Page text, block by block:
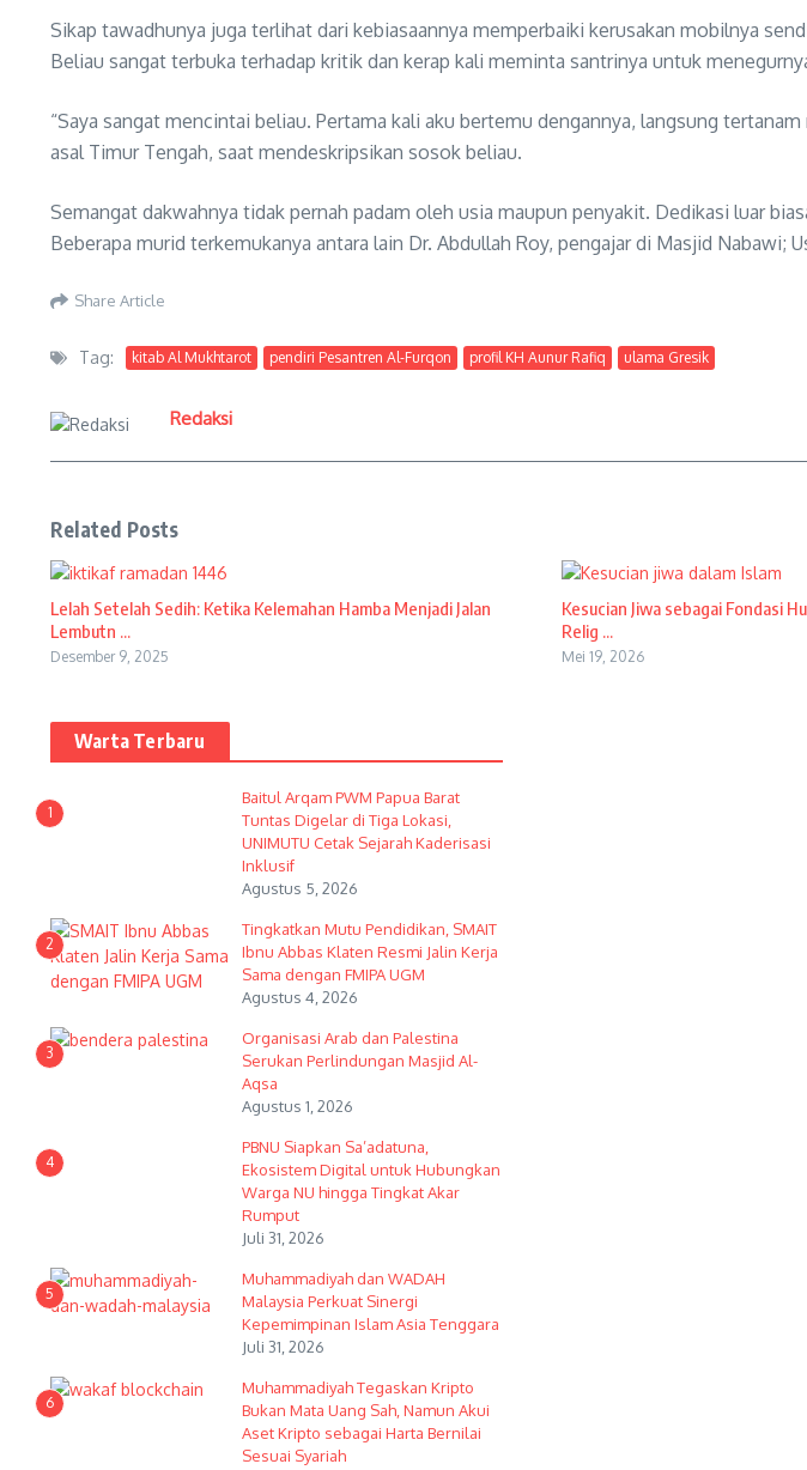
Sikap tawadhunya juga terlihat dari kebiasaannya memperbaiki kerusakan mobilnya
Beliau sangat terbuka terhadap kritik dan kerap kali meminta santrinya untuk
“Saya sangat mencintai beliau. Pertama kali aku bertemu dengannya, langsung
asal Timur Tengah, saat mendeskripsikan sosok beliau.
Semangat dakwahnya tidak pernah padam oleh usia maupun penyakit. Dedikasi luar
Beberapa murid terkemukanya antara lain Dr. Abdullah Roy, pengajar di Masjid
Share Article
Tag: kitab Al Mukhtarot pendiri Pesantren Al-Furqon profil KH Aunur Rafiq ulama Gresik
Redaksi
Related Posts
Lelah Setelah Sedih: Ketika Kelemahan Hamba Menjadi Jalan
Lembutn ...
Desember 9, 2025
Kesucian Jiwa sebagai Fondasi
Relig ...
Mei 19, 2026
Warta Terbaru
1
Baitul Arqam PWM Papua Barat
Tuntas Digelar di Tiga Lokasi,
UNIMUTU Cetak Sejarah Kaderisasi
Inklusif
Agustus 5, 2026
2
Tingkatkan Mutu Pendidikan, SMAIT
Ibnu Abbas Klaten Resmi Jalin Kerja
Sama dengan FMIPA UGM
Agustus 4, 2026
3
Organisasi Arab dan Palestina
Serukan Perlindungan Masjid Al-
Aqsa
Agustus 1, 2026
4
PBNU Siapkan Sa’adatuna,
Ekosistem Digital untuk Hubungkan
Warga NU hingga Tingkat Akar
Rumput
Juli 31, 2026
5
Muhammadiyah dan WADAH
Malaysia Perkuat Sinergi
Kepemimpinan Islam Asia Tenggara
Juli 31, 2026
6
Muhammadiyah Tegaskan Kripto
Bukan Mata Uang Sah, Namun Akui
Aset Kripto sebagai Harta Bernilai
Sesuai Syariah